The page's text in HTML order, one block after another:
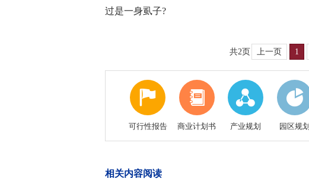
过是一身虱子?
共2页 上一页 1
可行性报告 商业计划书 产业规划 园区规划
相关内容阅读